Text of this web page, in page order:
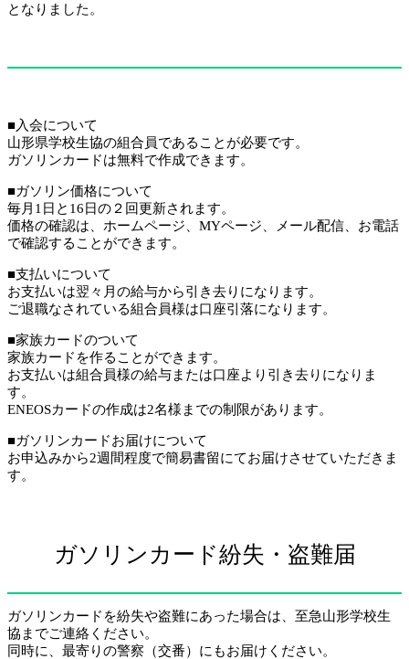
となりました。
■入会について
山形県学校生協の組合員であることが必要です。
ガソリンカードは無料で作成できます。
■ガソリン価格について
毎月1日と16日の２回更新されます。
価格の確認は、ホームページ、MYページ、メール配信、お電話
で確認することができます。
■支払いについて
お支払いは翌々月の給与から引き去りになります。
ご退職なされている組合員様は口座引落になります。
■家族カードのついて
家族カードを作ることができます。
お支払いは組合員様の給与または口座より引き去りになりま
す。
ENEOSカードの作成は2名様までの制限があります。
■ガソリンカードお届けについて
お申込みから2週間程度で簡易書留にてお届けさせていただきま
す。
ガソリンカード紛失・盗難届
ガソリンカードを紛失や盗難にあった場合は、至急山形学校生
協までご連絡ください。
同時に、最寄りの警察（交番）にもお届けください。